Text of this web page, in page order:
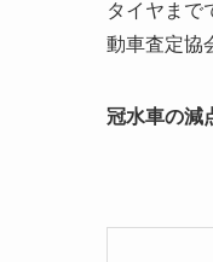
タイヤまで
動車査定協
冠水車の減